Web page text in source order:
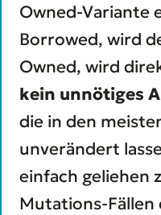
Owned-Variante
Borrowed, wird
Owned, wird
kein unnötiges
die in den
unverändert
einfach geliehen
Mutations-